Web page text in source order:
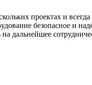
проектах и
безопасное и
дальнейшее